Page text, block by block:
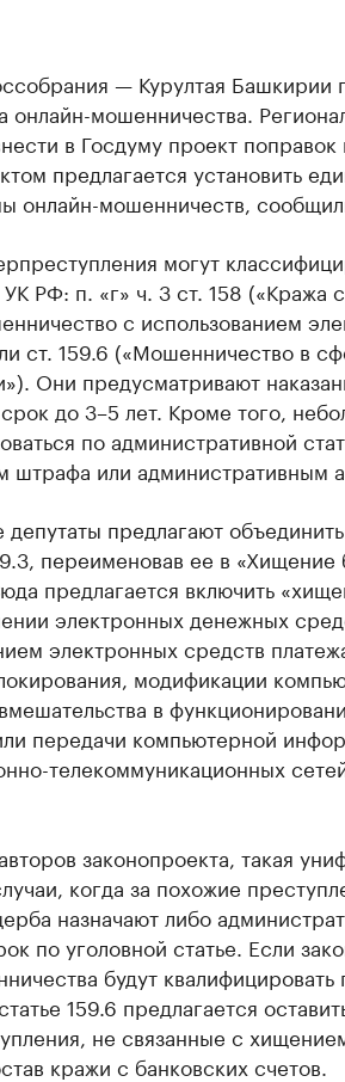
— Курултая Башкирии
онлайн-мошенничества.
в Госдуму проект
предлагается установить
онлайн-мошенничеств,
могут
РФ: п. «г» ч. 3 ст. 158 («Кража
с использованием
ст. 159.6 («Мошенничество в
Они предусматривают
до 3–5 лет. Кроме того,
по административной
штрафа или административным
предлагают
переименовав ее в «Хищение
предлагается включить
электронных денежных
электронных средств
модификации
в
передачи компьютерной
телекоммуникационных
законопроекта, такая
когда за похожие
назначают либо
по уголовной статье. Если
будут квалифицировать
159.6 предлагается
не связанные с
кражи с банковских счетов.